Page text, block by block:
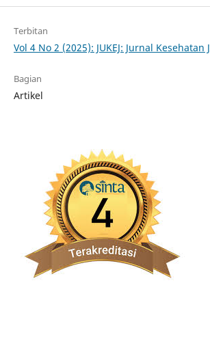
Terbitan
Vol 4 No 2 (2025): JUKEJ: Jurnal Kesehatan
Bagian
Artikel